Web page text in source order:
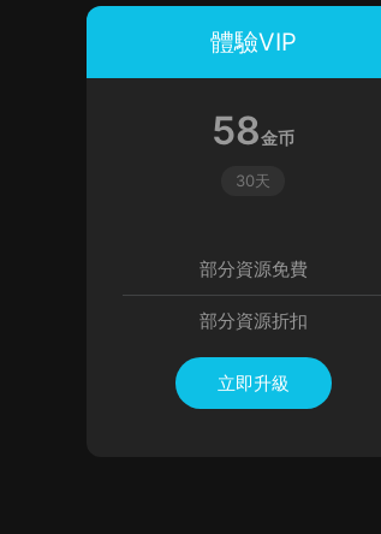
體驗VIP
58金币
30天
部分資源免費
部分資源折扣
立即升級